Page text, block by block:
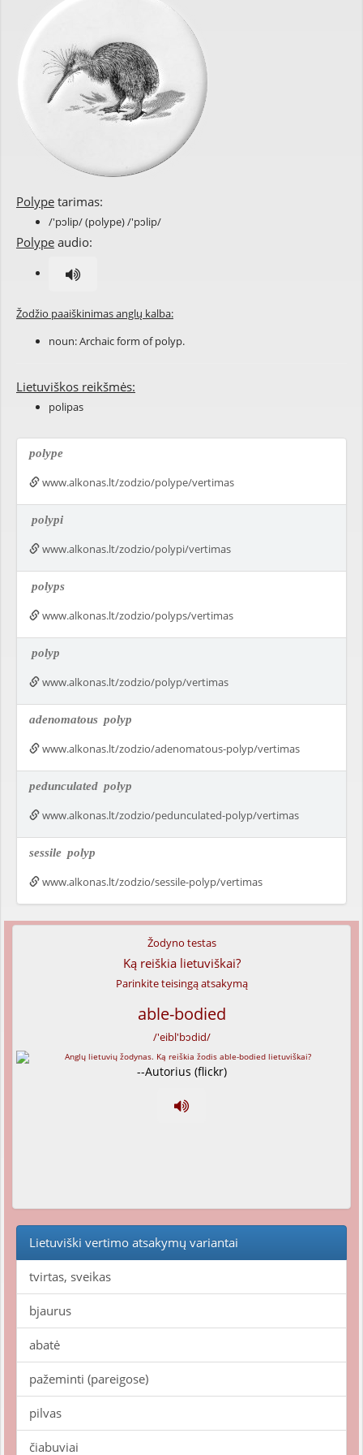
Polype tarimas:
/'pɔlip/ (polype) /'pɔlip/
Polype audio:
Žodžio paaiškinimas anglų kalba:
noun: Archaic form ofpolyp.
Lietuviškos reikšmės:
polipas
polype
www.alkonas.lt/zodzio/polype/vertimas
polypi
www.alkonas.lt/zodzio/polypi/vertimas
polyps
www.alkonas.lt/zodzio/polyps/vertimas
polyp
www.alkonas.lt/zodzio/polyp/vertimas
adenomatous polyp
www.alkonas.lt/zodzio/adenomatous-polyp/vertimas
pedunculated polyp
www.alkonas.lt/zodzio/pedunculated-polyp/vertimas
sessile polyp
www.alkonas.lt/zodzio/sessile-polyp/vertimas
Žodyno testas
Ką reiškia lietuviškai?
Parinkite teisingą atsakymą
able-bodied
/'eibl'bɔdid/
--Autorius (flickr)
Lietuviški vertimo atsakymų variantai
tvirtas, sveikas
bjaurus
abatė
pažeminti (pareigose)
pilvas
čiabuviai